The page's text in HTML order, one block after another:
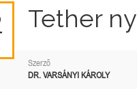
Tether
Szerző
DR. VARSÁNYI KÁROLY